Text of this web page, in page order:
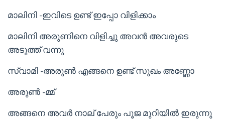
മാലിനി -ഇവിടെ ഉണ്ട് ഇപ്പോ വിളിക്കാം
മാലിനി അരുണിനെ വിളിച്ചു അവൻ അവരുടെ
അടുത്ത് വന്നു
സ്വാമി -അരുൺ എങ്ങനെ ഉണ്ട് സുഖം അണ്ണോ
അരുൺ -മ്മ്
അങ്ങനെ അവർ നാല് പേരും പൂജ മുറിയിൽ ഇരുന്നു